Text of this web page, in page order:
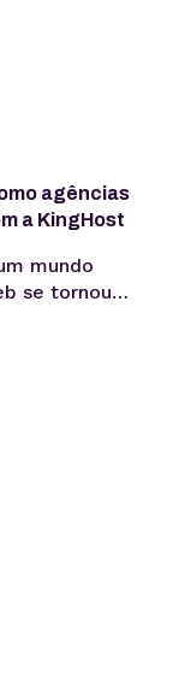
agências
a KingHost
mundo
se tornou
de